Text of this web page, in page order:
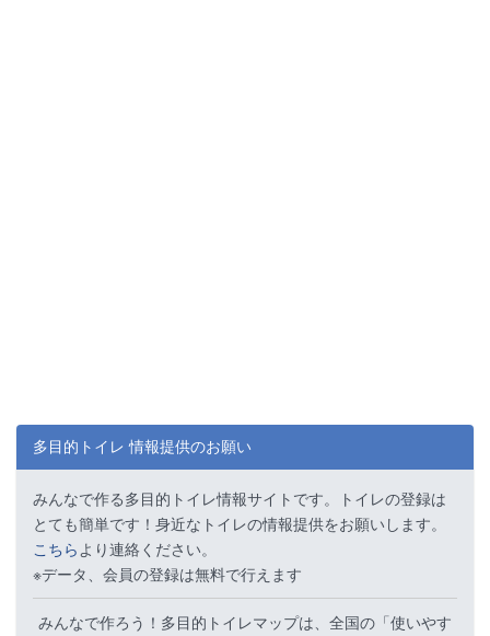
多目的トイレ 情報提供のお願い
みんなで作る多目的トイレ情報サイトです。トイレの登録は
とても簡単です！身近なトイレの情報提供をお願いします。
こちらより連絡ください。
※データ、会員の登録は無料で行えます
みんなで作ろう！多目的トイレマップは、全国の「使いやす